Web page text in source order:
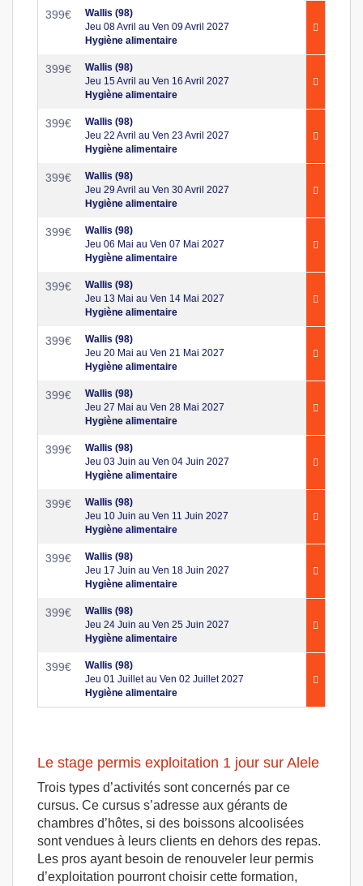
399€
Wallis (98)
Jeu 08 Avril au Ven 09 Avril 2027
Hygiène alimentaire
399€
Wallis (98)
Jeu 15 Avril au Ven 16 Avril 2027
Hygiène alimentaire
399€
Wallis (98)
Jeu 22 Avril au Ven 23 Avril 2027
Hygiène alimentaire
399€
Wallis (98)
Jeu 29 Avril au Ven 30 Avril 2027
Hygiène alimentaire
399€
Wallis (98)
Jeu 06 Mai au Ven 07 Mai 2027
Hygiène alimentaire
399€
Wallis (98)
Jeu 13 Mai au Ven 14 Mai 2027
Hygiène alimentaire
399€
Wallis (98)
Jeu 20 Mai au Ven 21 Mai 2027
Hygiène alimentaire
399€
Wallis (98)
Jeu 27 Mai au Ven 28 Mai 2027
Hygiène alimentaire
399€
Wallis (98)
Jeu 03 Juin au Ven 04 Juin 2027
Hygiène alimentaire
399€
Wallis (98)
Jeu 10 Juin au Ven 11 Juin 2027
Hygiène alimentaire
399€
Wallis (98)
Jeu 17 Juin au Ven 18 Juin 2027
Hygiène alimentaire
399€
Wallis (98)
Jeu 24 Juin au Ven 25 Juin 2027
Hygiène alimentaire
399€
Wallis (98)
Jeu 01 Juillet au Ven 02 Juillet 2027
Hygiène alimentaire
Le stage permis exploitation 1 jour sur Alele
Trois types d’activités sont concernés par ce
cursus. Ce cursus s’adresse aux gérants de
chambres d’hôtes, si des boissons alcoolisées
sont vendues à leurs clients en dehors des repas.
Les pros ayant besoin de renouveler leur permis
d’exploitation pourront choisir cette formation,